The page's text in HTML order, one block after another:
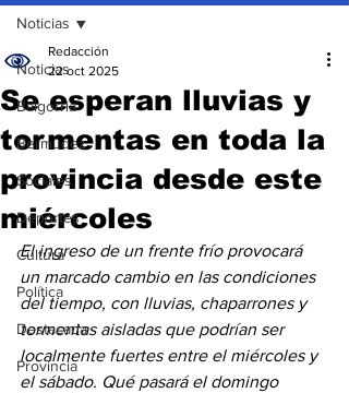
Noticias
Baigorria
Bermúdez
Sociales
Deportes
Cultura
Política
Destacada
Provincia
Noticias
Se esperan lluvias y
tormentas en toda la
provincia desde este
miércoles
Redacción
22 oct 2025
El ingreso de un frente frío provocará
un marcado cambio en las condiciones
del tiempo, con lluvias, chaparrones y
tormentas aisladas que podrían ser
localmente fuertes entre el miércoles y
el sábado. Qué pasará el domingo